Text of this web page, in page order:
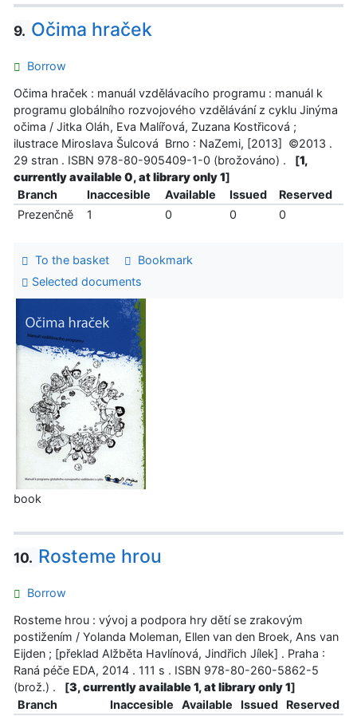
9. Očima hraček
Borrow
Očima hraček : manuál vzdělávacího programu : manuál k
programu globálního rozvojového vzdělávání z cyklu Jinýma
očima / Jitka Oláh, Eva Malířová, Zuzana Kostřicová ;
ilustrace Miroslava Šulcová Brno : NaZemi, [2013] ©2013 .
29 stran . ISBN 978-80-905409-1-0 (brožováno) .
[1,
currently available 0, at library only 1]
Branch
Inaccesible Available Issued
Reserved
Prezenčně
1 0 0 0
To the basket
Bookmark
Selected documents
book
10. Rosteme hrou
Borrow
Rosteme hrou : vývoj a podpora hry dětí se zrakovým
postižením / Yolanda Moleman, Ellen van den Broek, Ans van
Eijden ; [překlad Alžběta Havlínová, Jindřich Jílek] . Praha :
Raná péče EDA, 2014 . 111 s . ISBN 978-80-260-5862-5
(brož.) .
[3, currently available 1, at library only 1]
Branch
Inaccesible Available Issued
Reserved